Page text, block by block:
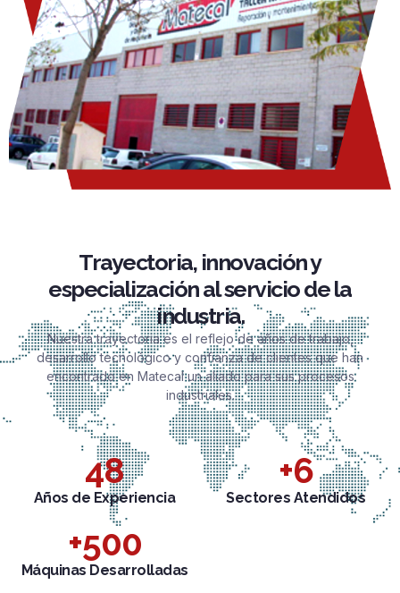
Trayectoria, innovación y
especialización al servicio de la
industria.
Nuestra trayectoria es el reflejo de años de trabajo,
desarrollo tecnológico y confianza de clientes que han
encontrado en Matecal un aliado para sus procesos
industriales.
Años de Experiencia
48
Sectores Atendidos
+6
Máquinas Desarrolladas
+500